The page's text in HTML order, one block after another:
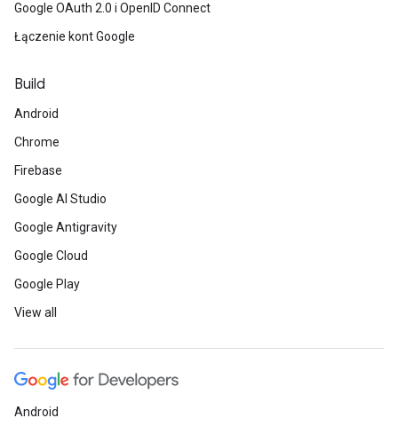
Google OAuth 2.0 i OpenID Connect
Łączenie kont Google
Build
Android
Chrome
Firebase
Google AI Studio
Google Antigravity
Google Cloud
Google Play
View all
Android